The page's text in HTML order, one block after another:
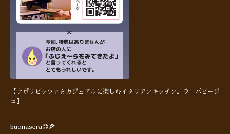
【ナポリピッツァをカジュアルに楽しむイタリアンキッチン。ラ パピージ
ェ】
buonasera😊🍕